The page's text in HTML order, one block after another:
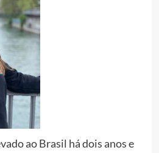
ao Brasil há dois anos e